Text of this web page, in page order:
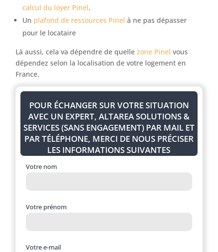
calcul du loyer Pinel.
Un plafond de ressources Pinel à ne pas dépasser
pour le locataire
Là aussi, cela va dépendre de quellezone Pinel vous
dépendez selon la localisation de votre logement en
France.
POUR ÉCHANGER SUR VOTRE SITUATION
AVEC UN EXPERT, ALTAREA SOLUTIONS &
SERVICES (SANS ENGAGEMENT) PAR MAIL ET
PAR TÉLÉPHONE, MERCI DE NOUS PRÉCISER
LES INFORMATIONS SUIVANTES
Votre nom
Votre prénom
Votre e-mail